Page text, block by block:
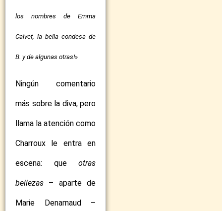
los nombres de Emma
Calvet, la bella condesa de
B. y de algunas otras!»
Ningún comentario
más sobre la diva, pero
llama la atención como
Charroux le entra en
escena: queotras
bellezas – aparte de
Marie Denarnaud –